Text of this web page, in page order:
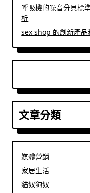
呼吸機的噪音分貝標
析
sex shop 的創新產品
文章分類
媒體營銷
家居生活
貓奴狗奴